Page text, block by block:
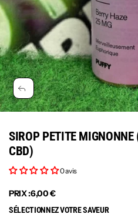
SIROP PETITE
CBD)
0 avis
PRIX :6,00 €
SÉLECTIONNEZ VOTRE SAVEUR